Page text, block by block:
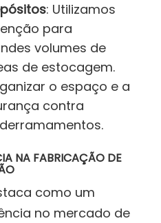
: Utilizamos
para
volumes de
de estocagem.
o espaço e a
contra
NA FABRICAÇÃO DE
como um
no mercado de